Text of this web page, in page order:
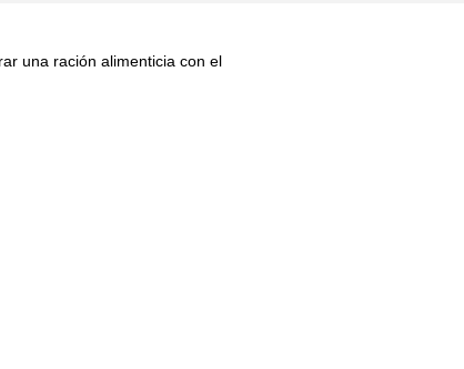
una ración alimenticia con el